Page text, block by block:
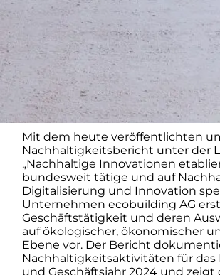
Mit dem heute veröffentlichten
Nachhaltigkeitsbericht unter der
„Nachhaltige Innovationen
bundesweit tätige und auf
Digitalisierung und Innovation
Unternehmen ecobuilding AG
Geschäftstätigkeit und deren
auf ökologischer, ökonomischer
Ebene vor. Der Bericht
Nachhaltigkeitsaktivitäten für das
und Geschäftsjahr 2024 und zeigt